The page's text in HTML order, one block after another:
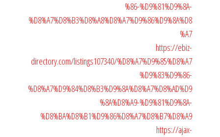
%86-%D9%81%D9%8A-
%D8%A7%D8%B3%D8%A8%D8%A7%D9%86%D9%8A%D8
%A7
https://ebiz-
directory.com/listings107340/%D8%A7%D9%85%D8%A7
%D9%83%D9%86-
%D8%A7%D9%84%D8%B3%D9%8A%D8%A7%D8%AD%D9
%8A%D8%A9-%D9%81%D9%8A-
%D8%BA%D8%B1%D9%86%D8%A7%D8%B7%D8%A9
https://ajax-